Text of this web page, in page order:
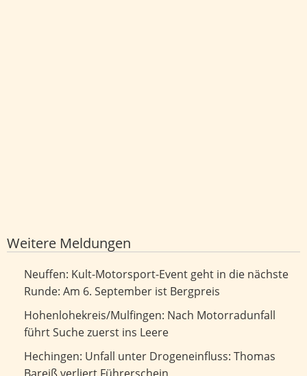
Weitere Meldungen
Kult-Motorsport-Event geht in die nächste Runde: Am 6.
September ist Bergpreis
Neuffen: Kult-Motorsport-Event geht in die nächste
Runde: Am 6. September ist Bergpreis
Nach Motorradunfall führt Suche zuerst ins Leere
Hohenlohekreis/Mulfingen: Nach Motorradunfall
führt Suche zuerst ins Leere
Unfall unter Drogeneinfluss: Thomas Bareiß verliert
Hechingen: Unfall unter Drogeneinfluss: Thomas